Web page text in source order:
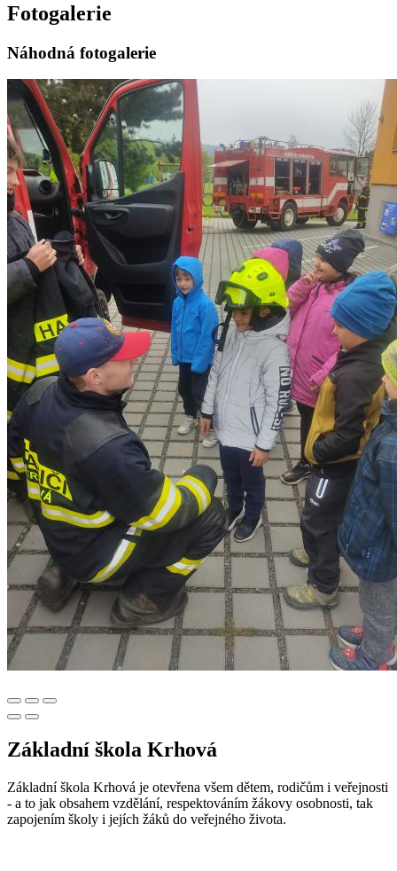
Fotogalerie
Náhodná fotogalerie
Základní škola Krhová
Základní škola Krhová je otevřena všem dětem, rodičům i veřejnosti
- a to jak obsahem vzdělání, respektováním žákovy osobnosti, tak
zapojením školy i jejích žáků do veřejného života.